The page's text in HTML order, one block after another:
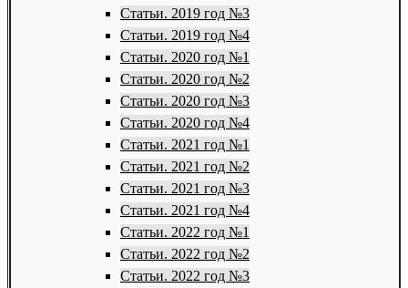
Статьи. 2019 год №3
Статьи. 2019 год №4
Статьи. 2020 год №1
Статьи. 2020 год №2
Статьи. 2020 год №3
Статьи. 2020 год №4
Статьи. 2021 год №1
Статьи. 2021 год №2
Статьи. 2021 год №3
Статьи. 2021 год №4
Статьи. 2022 год №1
Статьи. 2022 год №2
Статьи. 2022 год №3